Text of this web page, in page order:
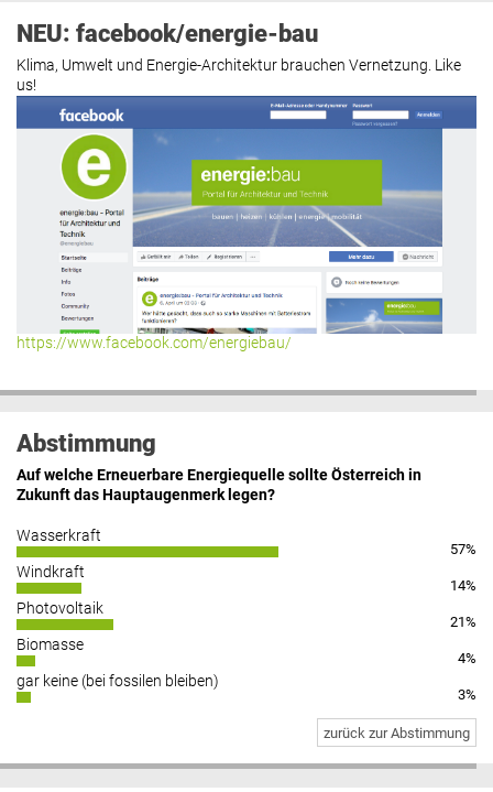
NEU: facebook/energie-bau
Klima, Umwelt und Energie-Architektur brauchen Vernetzung. Like
us!
https://www.facebook.com/energiebau/
Abstimmung
Auf welche Erneuerbare Energiequelle sollte Österreich in
Zukunft das Hauptaugenmerk legen?
Wasserkraft
57%
Windkraft
14%
Photovoltaik
21%
Biomasse
4%
gar keine (bei fossilen bleiben)
3%
zurück zur Abstimmung